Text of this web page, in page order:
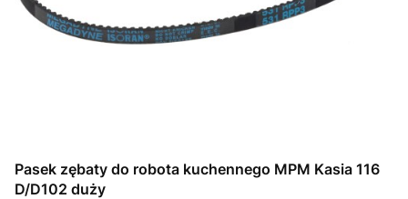
Pasek zębaty do robota kuchennego MPM Kasia 116
D/D102 duży